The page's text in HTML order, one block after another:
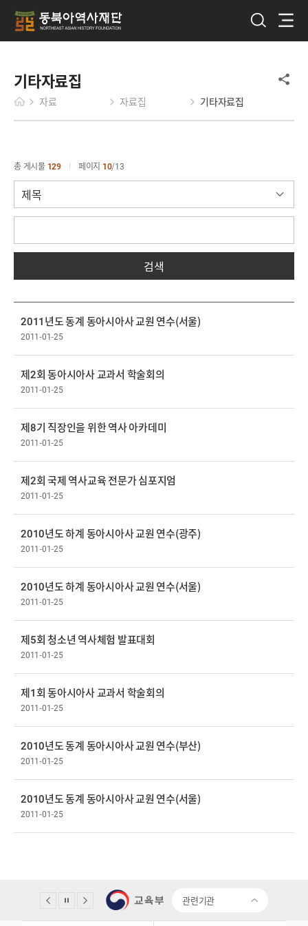
기타자료집
자료 자료집 기타자료집
총 게시물 129 페이지 10 13
검색
2011년도 동계 동아시아사 교원 연수(서울)
2011-01-25
제2회 동아시아사 교과서 학술회의
2011-01-25
제8기 직장인을 위한 역사 아카데미
2011-01-25
제2회 국제 역사교육 전문가 심포지엄
2011-01-25
2010년도 하계 동아시아사 교원 연수(광주)
2011-01-25
2010년도 하계 동아시아사 교원 연수(서울)
2011-01-25
제5회 청소년 역사체험 발표대회
2011-01-25
제1회 동아시아사 교과서 학술회의
2011-01-25
2010년도 동계 동아시아사 교원 연수(부산)
2011-01-25
2010년도 동계 동아시아사 교원 연수(서울)
2011-01-25
관련기관